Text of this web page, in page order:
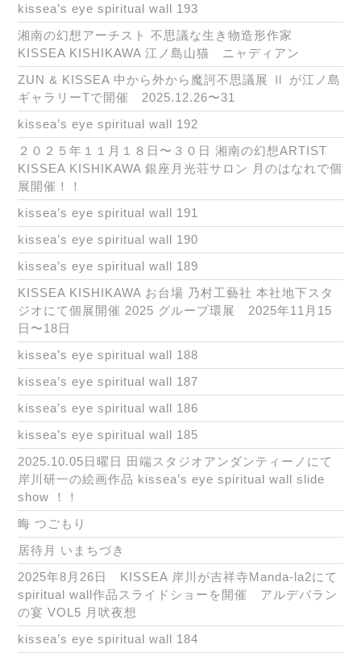
kissea’s eye spiritual wall 193
湘南の幻想アーチスト 不思議な生き物造形作家
KISSEA KISHIKAWA 江ノ島山猫 ニャディアン
ZUN & KISSEA 中から外から魔訶不思議展 Ⅱ が江ノ島
ギャラリーTで開催 2025.12.26〜31
kissea’s eye spiritual wall 192
２０２５年１１月１８日〜３０日 湘南の幻想ARTIST
KISSEA KISHIKAWA 銀座月光荘サロン 月のはなれで個
展開催！！
kissea’s eye spiritual wall 191
kissea’s eye spiritual wall 190
kissea’s eye spiritual wall 189
KISSEA KISHIKAWA お台場 乃村工藝社 本社地下スタ
ジオにて個展開催 2025 グループ環展 2025年11月15
日〜18日
kissea’s eye spiritual wall 188
kissea’s eye spiritual wall 187
kissea’s eye spiritual wall 186
kissea’s eye spiritual wall 185
2025.10.05日曜日 田端スタジオアンダンティーノにて
岸川研一の絵画作品 kissea’s eye spiritual wall slide
show ！！
晦 つごもり
居待月 いまちづき
2025年8月26日 KISSEA 岸川が吉祥寺Manda-la2にて
spiritual wall作品スライドショーを開催 アルデバラン
の宴 VOL5 月吠夜想
kissea’s eye spiritual wall 184